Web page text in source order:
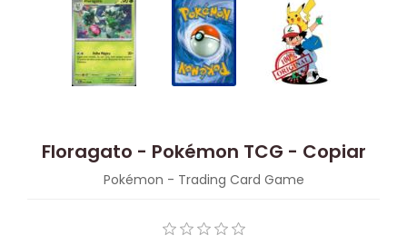
Floragato - Pokémon TCG - Copiar
Pokémon - Trading Card Game